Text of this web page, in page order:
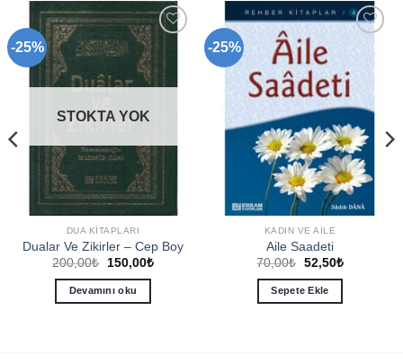
-25%
Add to
wishlist
STOKTA YOK
DUA KITAPLARI
Dualar Ve Zikirler – Cep Boy
200,00₺
Orijinal
200,00₺.
150,00₺Şu
Devamını oku
-25%
KADIN VE AILE
Aile Saadeti
70,00₺ Orijinal
70,00₺.
52,50₺Şu
Sepete Ekle